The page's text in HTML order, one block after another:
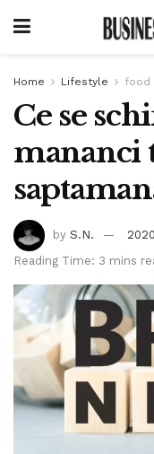
Home Lifestyle food
Ce se
mananci
by S.N.
Reading Time: 3 mins